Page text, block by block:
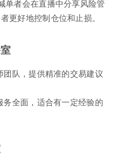
单者会在直播中分享风险管
更好地控制仓位和止损。
队，提供精准的交易建议
全面，适合有一定经验的